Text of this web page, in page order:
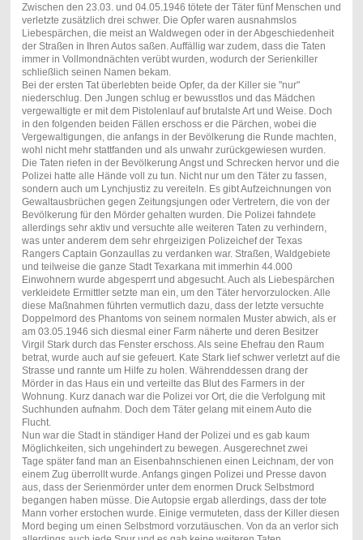
Zwischen den 23.03. und 04.05.1946 tötete der Täter fünf Menschen und
verletzte zusätzlich drei schwer. Die Opfer waren ausnahmslos
Liebespärchen, die meist an Waldwegen oder in der Abgeschiedenheit
der Straßen in Ihren Autos saßen. Auffällig war zudem, dass die Taten
immer in Vollmondnächten verübt wurden, wodurch der Serienkiller
schließlich seinen Namen bekam.
Bei der ersten Tat überlebten beide Opfer, da der Killer sie "nur"
niederschlug. Den Jungen schlug er bewusstlos und das Mädchen
vergewaltigte er mit dem Pistolenlauf auf brutalste Art und Weise. Doch
in den folgenden beiden Fällen erschoss er die Pärchen, wobei die
Vergewaltigungen, die anfangs in der Bevölkerung die Runde machten,
wohl nicht mehr stattfanden und als unwahr zurückgewiesen wurden.
Die Taten riefen in der Bevölkerung Angst und Schrecken hervor und die
Polizei hatte alle Hände voll zu tun. Nicht nur um den Täter zu fassen,
sondern auch um Lynchjustiz zu vereiteln. Es gibt Aufzeichnungen von
Gewaltausbrüchen gegen Zeitungsjungen oder Vertretern, die von der
Bevölkerung für den Mörder gehalten wurden. Die Polizei fahndete
allerdings sehr aktiv und versuchte alle weiteren Taten zu verhindern,
was unter anderem dem sehr ehrgeizigen Polizeichef der Texas
Rangers Captain Gonzaullas zu verdanken war. Straßen, Waldgebiete
und teilweise die ganze Stadt Texarkana mit immerhin 44.000
Einwohnern wurde abgesperrt und abgesucht. Auch als Liebespärchen
verkleidete Ermittler setzte man ein, um den Täter hervorzulocken. Alle
diese Maßnahmen führten vermutlich dazu, dass der letzte versuchte
Doppelmord des Phantoms von seinem normalen Muster abwich, als er
am 03.05.1946 sich diesmal einer Farm näherte und deren Besitzer
Virgil Stark durch das Fenster erschoss. Als seine Ehefrau den Raum
betrat, wurde auch auf sie gefeuert. Kate Stark lief schwer verletzt auf die
Strasse und rannte um Hilfe zu holen. Währenddessen drang der
Mörder in das Haus ein und verteilte das Blut des Farmers in der
Wohnung. Kurz danach war die Polizei vor Ort, die die Verfolgung mit
Suchhunden aufnahm. Doch dem Täter gelang mit einem Auto die
Flucht.
Nun war die Stadt in ständiger Hand der Polizei und es gab kaum
Möglichkeiten, sich ungehindert zu bewegen. Ausgerechnet zwei
Tage später fand man an Eisenbahnschienen einen Leichnam, der von
einem Zug überrollt wurde. Anfangs gingen Polizei und Presse davon
aus, dass der Serienmörder unter dem enormen Druck Selbstmord
begangen haben müsse. Die Autopsie ergab allerdings, dass der tote
Mann vorher erstochen wurde. Einige vermuteten, dass der Killer diesen
Mord beging um einen Selbstmord vorzutäuschen. Von da an verlor sich